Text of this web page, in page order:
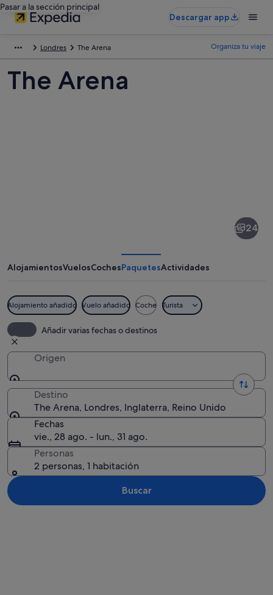
Pasar a la sección principal
Descargar app
Londres The Arena Organiza tu viaje
The Arena
24
AlojamientosVuelosCochesPaquetesActividades
Alojamiento añadido Vuelo añadido Coche Turista
Añadir varias fechas o destinos
Origen
Destino
The Arena, Londres, Inglaterra, Reino Unido
Fechas
vie., 28 ago. - lun., 31 ago.
Personas
2 personas, 1 habitación
Buscar